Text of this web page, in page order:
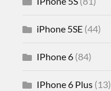
iPhone 5SE (44)
IPhone 6 (84)
IPhone 6 Plus (13)